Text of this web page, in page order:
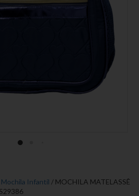
Mochila Infantil / MOCHILA MATELASSÊ